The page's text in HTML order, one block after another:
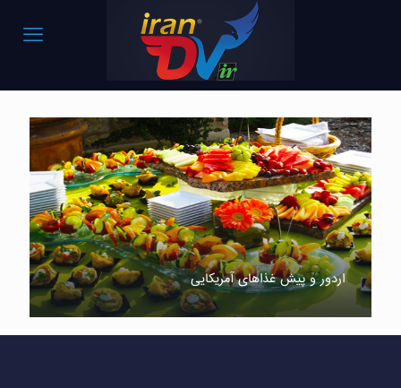
اردور و پیش غذاهای آمریکایی